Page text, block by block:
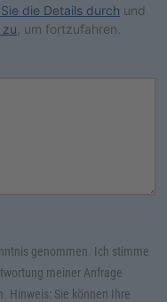
die Details durch und
, um fortzufahren.
genommen. Ich stimme
meiner Anfrage
Hinweis: Sie können Ihre